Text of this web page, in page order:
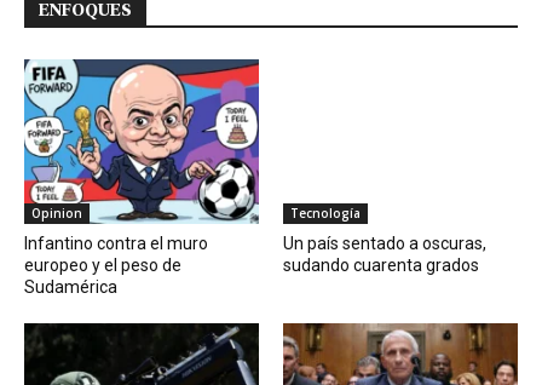
ENFOQUES
Opinion
Infantino contra el muro
europeo y el peso de
Sudamérica
Tecnología
Un país sentado a oscuras,
sudando cuarenta grados